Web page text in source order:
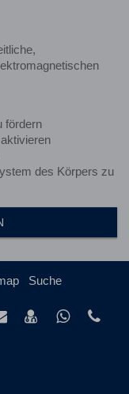
fördern
des Körpers zu
Suche
Per
Mail
vCard
speichern
Auf
Whatsapp